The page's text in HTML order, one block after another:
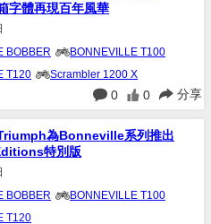
字體再現百年風華
BOBBER BONNEVILLE T100
T120 Scrambler 1200 X
0 0 分享
為Bonneville系列推出
特別版
BOBBER BONNEVILLE T100
T120